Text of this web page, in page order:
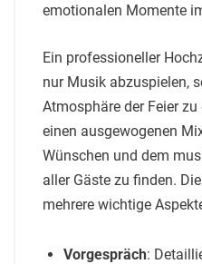
emotionalen Momente
Ein professioneller
nur Musik abzuspielen,
Atmosphäre der Feier
einen ausgewogenen
Wünschen und dem
aller Gäste zu finden.
mehrere wichtige
Vorgespräch: